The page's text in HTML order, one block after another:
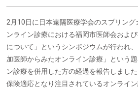
2月10日に日本遠隔医療学会のスプリン
ンライン診療における福岡市医師会およ
について」というシンポジウムが行われ
加医師からみたオンライン診療」という
ン診療を併用した方の経過を報告しました
保険適応となり注目されているオンライ